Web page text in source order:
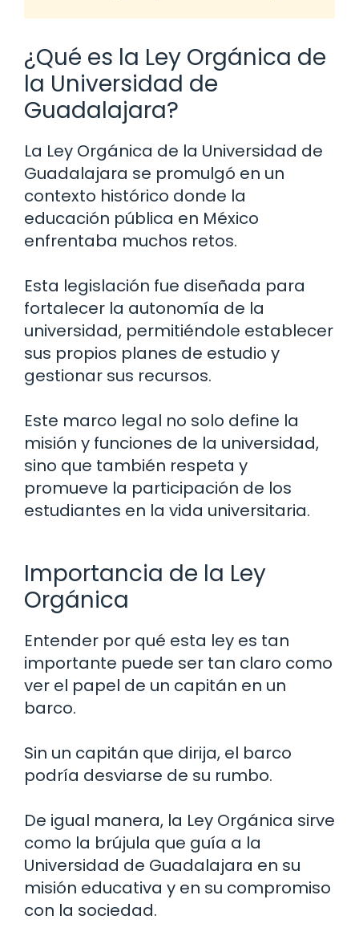
¿Qué es la Ley Orgánica de
la Universidad de
Guadalajara?
La Ley Orgánica de la Universidad de
Guadalajara se promulgó en un
contexto histórico donde la
educación pública en México
enfrentaba muchos retos.
Esta legislación fue diseñada para
fortalecer la autonomía de la
universidad, permitiéndole establecer
sus propios planes de estudio y
gestionar sus recursos.
Este marco legal no solo define la
misión y funciones de la universidad,
sino que también respeta y
promueve la participación de los
estudiantes en la vida universitaria.
Importancia de la Ley
Orgánica
Entender por qué esta ley es tan
importante puede ser tan claro como
ver el papel de un capitán en un
barco.
Sin un capitán que dirija, el barco
podría desviarse de su rumbo.
De igual manera, la Ley Orgánica sirve
como la brújula que guía a la
Universidad de Guadalajara en su
misión educativa y en su compromiso
con la sociedad.